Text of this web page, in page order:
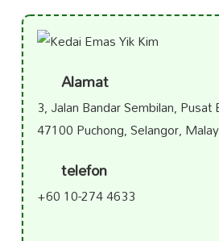
Alamat
3, Jalan Bandar Sembilan, Pusat
47100 Puchong, Selangor,
telefon
+60 10-274 4633